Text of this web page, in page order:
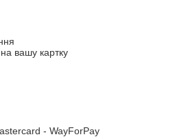
вашу картку
- WayForPay